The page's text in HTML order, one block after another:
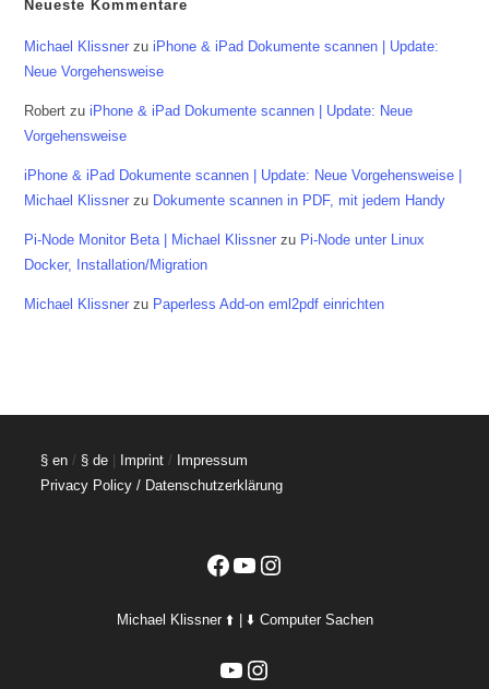
Neueste Kommentare
Michael Klissner zuiPhone & iPad Dokumente scannen | Update:
Neue Vorgehensweise
Robert zuiPhone & iPad Dokumente scannen | Update: Neue
Vorgehensweise
iPhone & iPad Dokumente scannen | Update: Neue Vorgehensweise |
Michael Klissner zu Dokumente scannen in PDF, mit jedem Handy
Pi-Node Monitor Beta | Michael Klissner zu Pi-Node unter Linux
Docker, Installation/Migration
Michael Klissner zu Paperless Add-on eml2pdf einrichten
§ en / § de | Imprint / Impressum
Privacy Policy / Datenschutzerklärung
Facebook
YouTubeInstagram
Michael Klissner ⬆️ | ⬇️ Computer Sachen
YouTubeInstagram